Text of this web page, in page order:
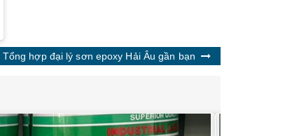
Tổng hợp đại lý sơn epoxy Hải Âu gần bạn